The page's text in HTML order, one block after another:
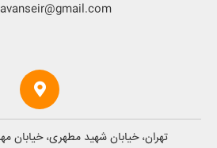
تهران، خیابان شهید مطهری، خیابان مهرداد،